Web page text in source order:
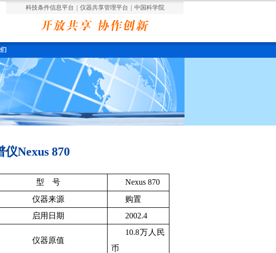
科技条件信息平台 仪器共享管理平台 中国科学院
Nexus 870
型 号
Nexus 870
仪器来源
购置
启用日期 2002.4
仪器原值
10.8万人民
币